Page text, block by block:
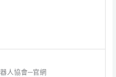
人協會─官網